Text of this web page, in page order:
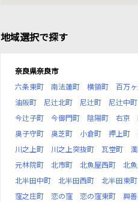
地域選択で探す
奈良県奈良市
六条東町
南法蓮町 横領町 百万
油阪町
尼辻北町 尼辻町 尼辻中町
今辻子町
今御門町 陰陽町 右京
奥子守町
奥芝町 小倉町 押上町
川之上町
川之上突抜町 瓦堂町
元林院町
北市町 北魚屋西町 北
北半田中町
北半田西町 北半田東町
窪之庄町
恋の窪 恋の窪東町 興